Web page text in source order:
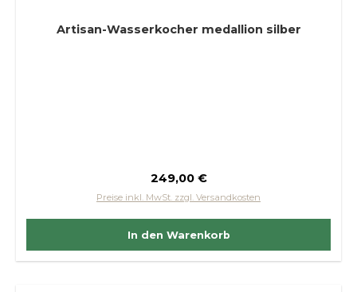
Artisan-Wasserkocher medallion silber
Regulärer Preis:
249,00 €
Preise inkl. MwSt. zzgl. Versandkosten
In den Warenkorb